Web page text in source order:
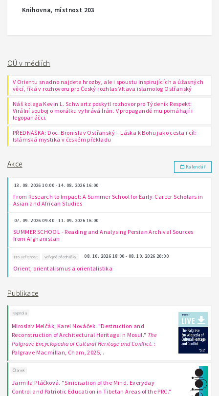
OÚ v médiích
V Orientu snadno najdete hrozby, ale i spoustu inspirujících a úžasných
věcí, říká v rozhovoru pro Český rozhlas Vltava islamolog Ostřanský
Náš kolega Kevin L. Schwartz poskytl rozhovor pro Týdeník Respekt:
Virální souboj o morálku vyhrává Írán. V propagandě mu pomáhají i
legopanáčci.
PŘEDNÁŠKA: Doc. Bronislav Ostřanský – Láska k Bohu jako cesta i cíl:
Islámská mystika v českém překladu
Akce Kalendář
13. 08. 2026 10:00 - 14. 08. 2026 16:00
From Research to Impact: A Summer School for Early-Career Scholars in
Asian and African Studies
07. 09. 2026 09:30 - 11. 09. 2026 16:00
SUMMER SCHOOL - Reading and Analysing Persian Archival Sources
from Afghanistan
Pro veřejnost Veřejné přednášky 08. 10. 2026 18:00 - 08. 10. 2026 20:00
Orient, orientalismus a orientalistika
Publikace
Kapitola
Miroslav Melčák, Karel Nováček. "Destruction and
Reconstruction of Architectural Heritage in Mosul." The
Palgrave Encyclopedia of Cultural Heritage and Conflict. :
Palgrave Macmillan, Cham, 2025, .
Článek
Jarmila Ptáčková. "Sinicisation of the Mind. Everyday
Control and Patriotic Education in Tibetan Areas of the PRC."
Knihovna, místnost 203